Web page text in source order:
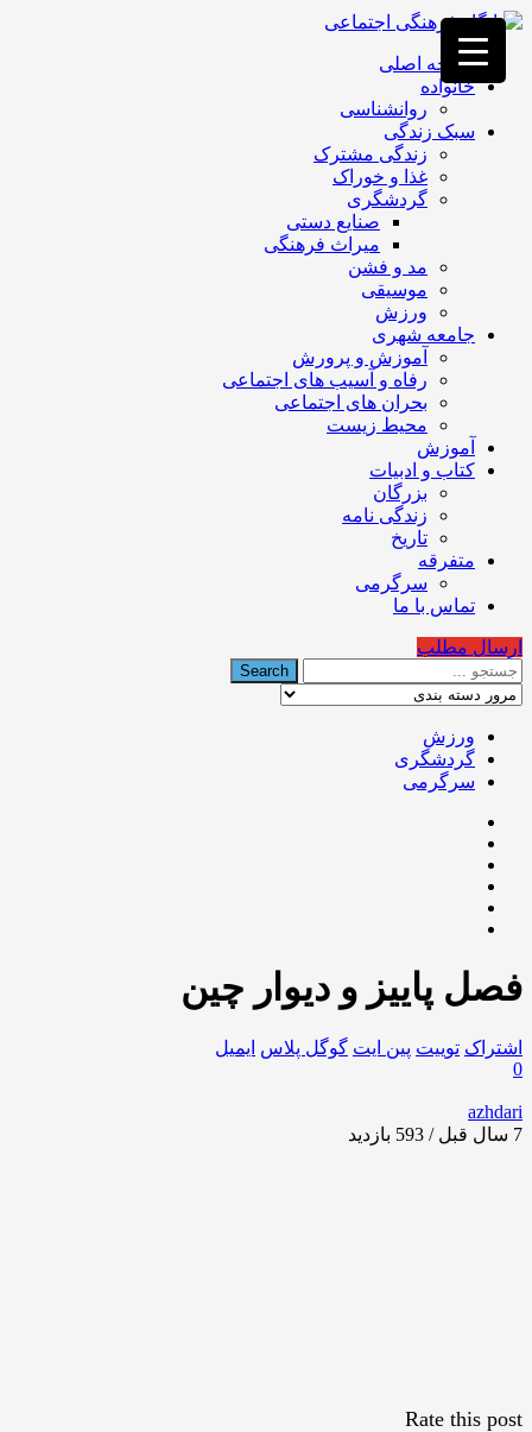
فصد
خون
غرب
تهران
خشکشویی
تصفیه
تهران
صفحه اصلی
خانواده
روانشناسی
سبک زندگی
زندگی مشترک
غذا و خوراک
گردشگری
صنایع دستی
میراث فرهنگی
مد و فشن
موسیقی
ورزش
جامعه شهری
آموزش و پرورش
رفاه و آسیب های اجتماعی
بحران های اجتماعی
محیط زیست
آموزش
کتاب و ادبیات
بزرگان
زندگی نامه
تاریخ
متفرقه
سرگرمی
تماس با ما
ارسال مطلب
ورزش
گردشگری
سرگرمی
فصل پاییز و دیوار چین
اشتراک توییت پین ایت گوگل‌ پلاس ایمیل
0
azhdari
7 سال قبل / 593
بازدید
Rate this post